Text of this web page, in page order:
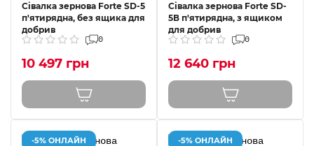
Сівалка зернова Forte SD-5
п'ятирядна, без ящика для
добрив
0
10 497 грн
Сівалка зернова Forte SD-
5В п'ятирядна, з ящиком
для добрив
0
12 640 грн
-5% ОНЛАЙН -5% ОНЛАЙН